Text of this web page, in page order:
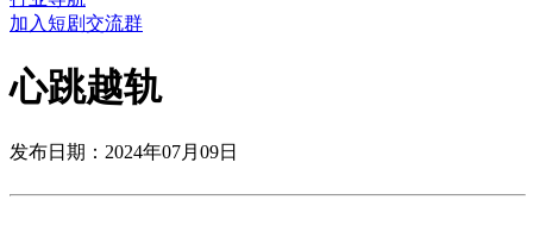
加入短剧交流群
心跳越轨
发布日期：2024年07月09日